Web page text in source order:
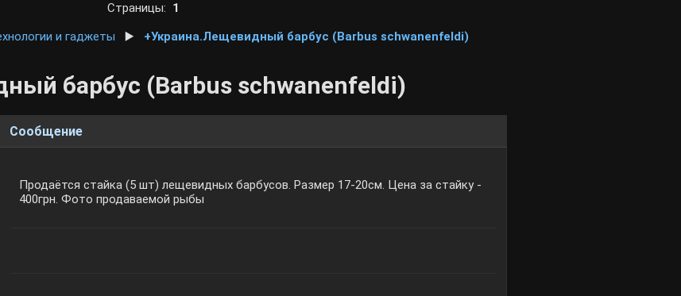
Страницы: 1
и гаджеты ▶️ +Украина.Лещевидный барбус (Barbus schwanenfeldi)
барбус (Barbus schwanenfeldi)
Сообщение
Продаётся стайка (5 шт) лещевидных барбусов. Размер 17-20см. Цена за стайку -
400грн. Фото продаваемой рыбы